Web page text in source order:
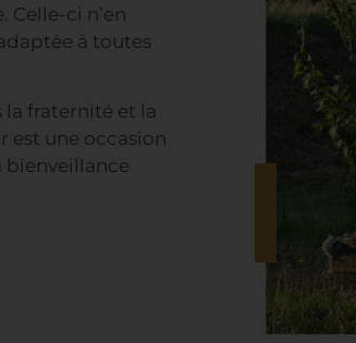
Celle-ci n’en
à toutes
la fraternité et la
est une occasion
bienveillance